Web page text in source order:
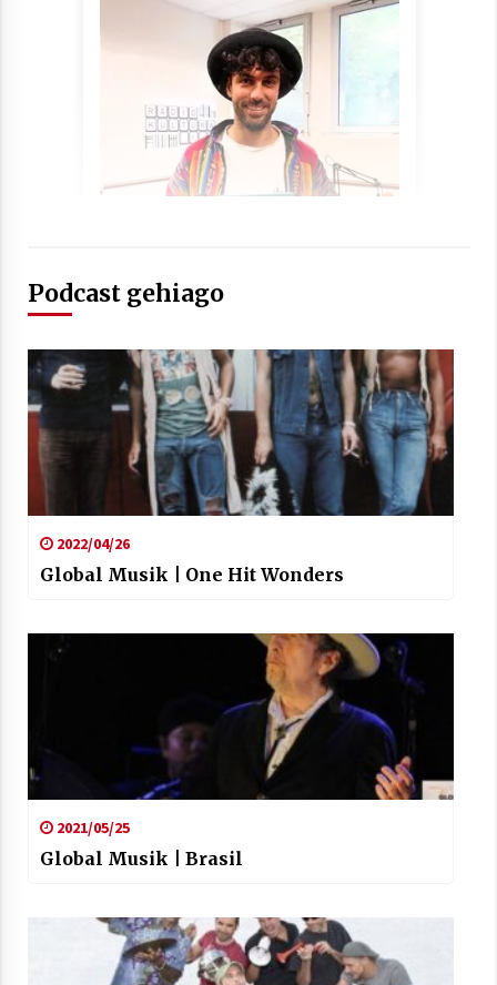
Berria egunkarian elkarrizketa
Arrosaren 20 urteez
2021/07/06
Zebrabidearen denboraldi amaiera
EHZtik
2021/07/01
Arrosaren laburpen bideoa Hamaika
Telebistaren eskutik
2021/06/30
Podcast gehiago
2022/04/26
Global Musik | One Hit Wonders
2021/05/25
Global Musik | Brasil